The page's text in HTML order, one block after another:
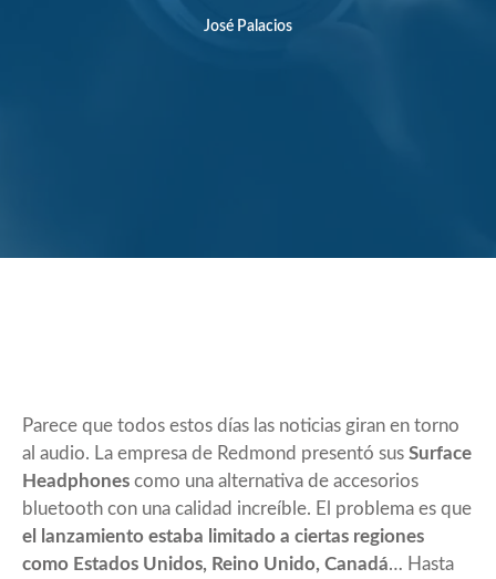
José Palacios
Parece que todos estos días las noticias giran en torno
al audio. La empresa de Redmond presentó sus Surface
Headphones como una alternativa de accesorios
bluetooth con una calidad increíble. El problema es que
el lanzamiento estaba limitado a ciertas regiones
como Estados Unidos, Reino Unido, Canadá… Hasta